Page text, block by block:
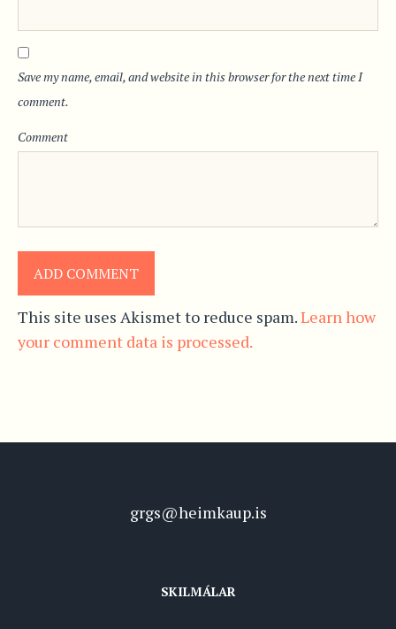
Save my name, email, and website in this browser for the next time I
comment.
Comment
This site uses Akismet to reduce spam.Learn how
your comment data is processed.
grgs@heimkaup.is
SKILMÁLAR